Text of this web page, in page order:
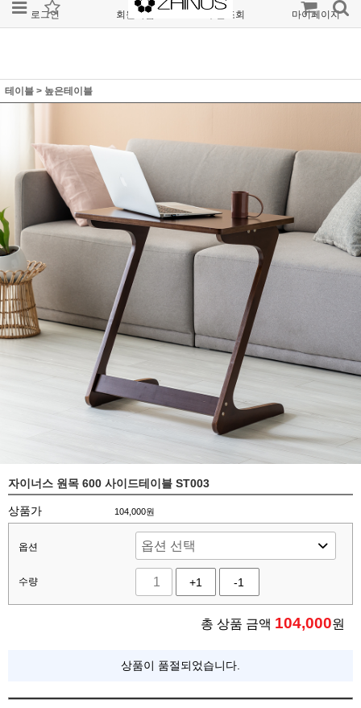
로그인 회원가입 주문조회 마이페이지
테이블 > 높은테이블
자이너스 원목 600 사이드테이블 ST003
상품가 104,000원
옵션
수량 +1 -1
총 상품 금액 104,000원
상품이 품절되었습니다.